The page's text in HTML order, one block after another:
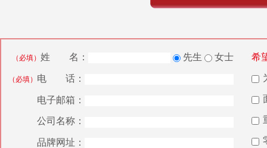
（必填） 姓 名： 先生 女士
（必填） 电 话：
电子邮箱：
公司名称：
品牌网址：
希